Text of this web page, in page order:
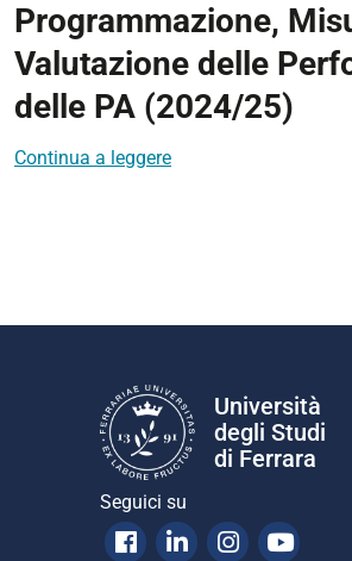
Programmazione,
Valutazione delle
delle PA (2024/25)
Continua a leggere
Università
degli Studi
di Ferrara
Seguici su
Facebook
LinkedinInstagram